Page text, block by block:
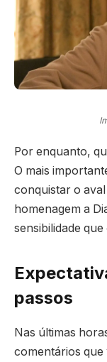
Por enquanto,
O mais
conquistar o
homenagem a
sensibilidade
passos
Nas últimas
comentários que